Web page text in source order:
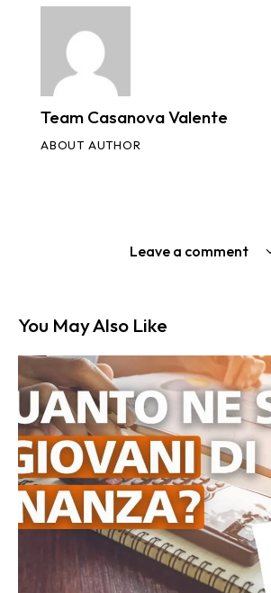
Team Casanova Valente
ABOUT AUTHOR
Leave a comment
You May Also Like